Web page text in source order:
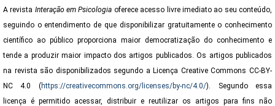
A revista Interação em Psicologia oferece acesso livre imediato ao seu conteúdo,
seguindo o entendimento de que disponibilizar gratuitamente o conhecimento
científico ao público proporciona maior democratização do conhecimento e
tende a produzir maior impacto dos artigos publicados. Os artigos publicados
na revista são disponibilizados segundo a Licença Creative Commons CC-BY-
NC 4.0 (https://creativecommons.org/licenses/by-nc/4.0/). Segundo essa
licença é permitido acessar, distribuir e reutilizar os artigos para fins não